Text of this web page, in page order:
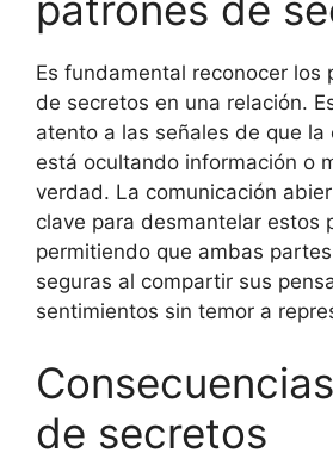
Es fundamental reconocer los
de secretos en una relación.
atento a las señales de que la
está ocultando información o
verdad. La comunicación
clave para desmantelar estos
permitiendo que ambas
seguras al compartir sus
sentimientos sin temor a
de secretos